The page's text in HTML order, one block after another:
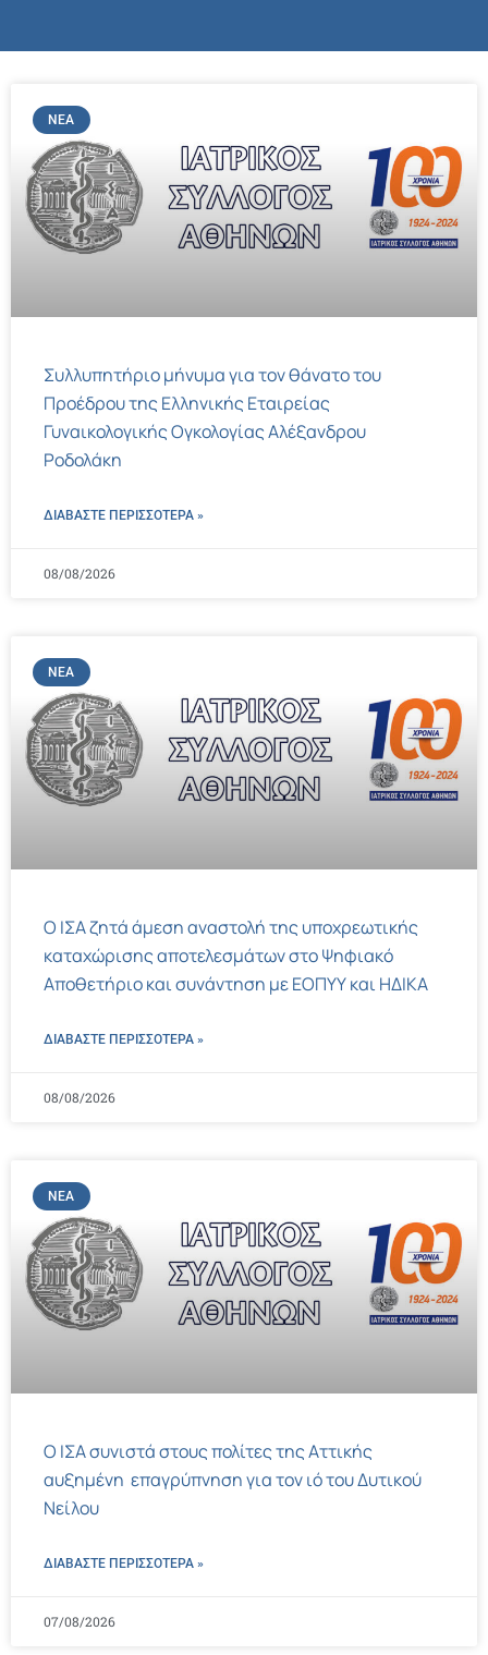
ΝΈΑ
Συλλυπητήριο μήνυμα για τον θάνατο του
Προέδρου της Ελληνικής Εταιρείας
Γυναικολογικής Ογκολογίας Αλέξανδρου
Ροδολάκη
ΔΙΑΒΑΣΤΕ ΠΕΡΙΣΣΌΤΕΡΑ »
08/08/2026
ΝΈΑ
Ο ΙΣΑ ζητά άμεση αναστολή της υποχρεωτικής
καταχώρισης αποτελεσμάτων στο Ψηφιακό
Αποθετήριο και συνάντηση με ΕΟΠΥΥ και ΗΔΙΚΑ
ΔΙΑΒΑΣΤΕ ΠΕΡΙΣΣΌΤΕΡΑ »
08/08/2026
ΝΈΑ
Ο ΙΣΑ συνιστά στους πολίτες της Αττικής
αυξημένη επαγρύπνηση για τον ιό του Δυτικού
Νείλου
ΔΙΑΒΑΣΤΕ ΠΕΡΙΣΣΌΤΕΡΑ »
07/08/2026